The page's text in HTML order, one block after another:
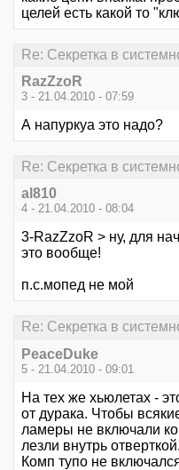
целей есть какой то
Re: Секретка в
RazZzoR
3 - 21.04.2010 - 07:59
А напуркуа это надо?
Re: Секретка в
al810
4 - 21.04.2010 - 08:04
3-RazZzoR > ну, для
это вообще!
п.с.мопед не мой
Re: Секретка в
PeaceDuke
5 - 21.04.2010 - 09:01
На тех же хьюлетах -
от дурака. Чтобы
ламеры не включали
лезли внутрь отверткой.
Комп тупо не